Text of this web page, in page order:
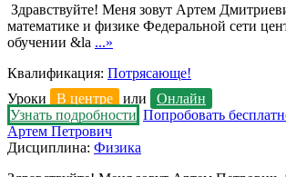
Здравствуйте! Меня зовут Артем
математике и физике Федеральной сети
обучении &la ...»
Квалификация: Потрясающе!
Уроки
В центре или
Онлайн
Узнать подробности Попробовать
Артем Петрович
Дисциплина: Физика